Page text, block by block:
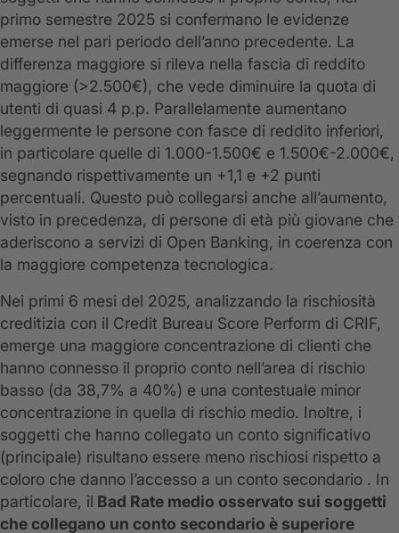
primo semestre 2025 si confermano le evidenze
emerse nel pari periodo dell’anno precedente. La
differenza maggiore si rileva nella fascia di reddito
maggiore (>2.500€), che vede diminuire la quota di
utenti di quasi 4 p.p. Parallelamente aumentano
leggermente le persone con fasce di reddito inferiori,
in particolare quelle di 1.000-1.500€ e 1.500€-2.000€,
segnando rispettivamente un +1,1 e +2 punti
percentuali. Questo può collegarsi anche all’aumento,
visto in precedenza, di persone di età più giovane che
aderiscono a servizi di Open Banking, in coerenza con
la maggiore competenza tecnologica.
Nei primi 6 mesi del 2025, analizzando la rischiosità
creditizia con il Credit Bureau Score Perform di CRIF,
emerge una maggiore concentrazione di clienti che
hanno connesso il proprio conto nell’area di rischio
basso (da 38,7% a 40%) e una contestuale minor
concentrazione in quella di rischio medio. Inoltre, i
soggetti che hanno collegato un conto significativo
(principale) risultano essere meno rischiosi rispetto a
coloro che danno l’accesso a un conto secondario . In
particolare, il Bad Rate medio osservato sui soggetti
che collegano un conto secondario è superiore